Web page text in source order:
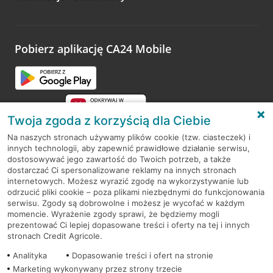
opinie.
Pobierz aplikację CA24 Mobile
RODO
Regulamin serwisu
Mapa serwisu
PolitykaCookies
Twoja zgoda z korzyścią dla Ciebie
Na naszych stronach używamy plików cookie (tzw. ciasteczek) i
innych technologii, aby zapewnić prawidłowe działanie serwisu,
dostosowywać jego zawartość do Twoich potrzeb, a także
dostarczać Ci spersonalizowane reklamy na innych stronach
internetowych. Możesz wyrazić zgodę na wykorzystywanie lub
odrzucić pliki cookie – poza plikami niezbędnymi do funkcjonowania
serwisu. Zgody są dobrowolne i możesz je wycofać w każdym
momencie. Wyrażenie zgody sprawi, że będziemy mogli
prezentować Ci lepiej dopasowane treści i oferty na tej i innych
stronach Credit Agricole.
Analityka
Dopasowanie treści i ofert na stronie
Marketing wykonywany przez strony trzecie